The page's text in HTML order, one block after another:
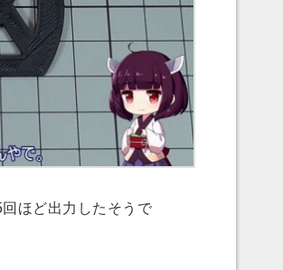
ほど出力したそうで